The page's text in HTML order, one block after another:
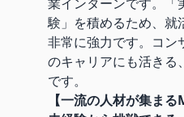
験」を積めるため、就
非常に強力です。コン
のキャリアにも活きる
です。
【一流の人材が集ま